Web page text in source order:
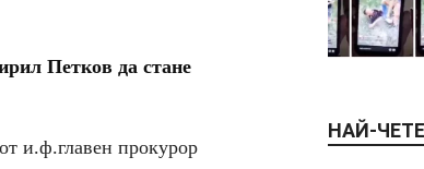
Петков да стане
и.ф.главен прокурор
НАЙ-